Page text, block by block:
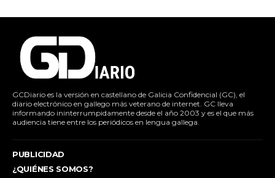
GCDiario es la versión en castellano de Galicia Confidencial (GC), el
diario electrónico en gallego más veterano de internet. GC lleva
informando ininterrumpidamente desde el año 2003 y es el que más
audiencia tiene entre los periódicos en lengua gallega.
PUBLICIDAD
¿QUIÉNES SOMOS?